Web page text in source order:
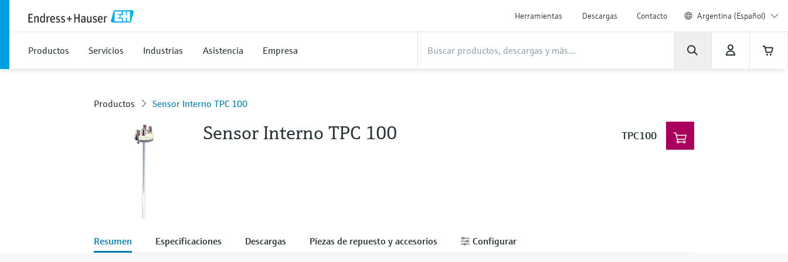
Herramientas Descargas Contacto Argentina (Español)
Productos Servicios Industrias Asistencia Empresa
Productos Sensor Interno TPC 100
Sensor Interno TPC 100 TPC100
Resumen Especificaciones Descargas Piezas de repuesto y accesorios Configurar